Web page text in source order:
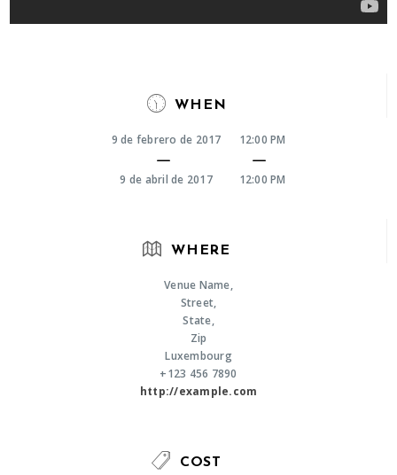
WHEN
9 de febrero de 2017
9 de abril de 2017
12:00 PM
12:00 PM
WHERE
Venue Name,
Street,
State,
Zip
Luxembourg
+123 456 7890
http://example.com
COST